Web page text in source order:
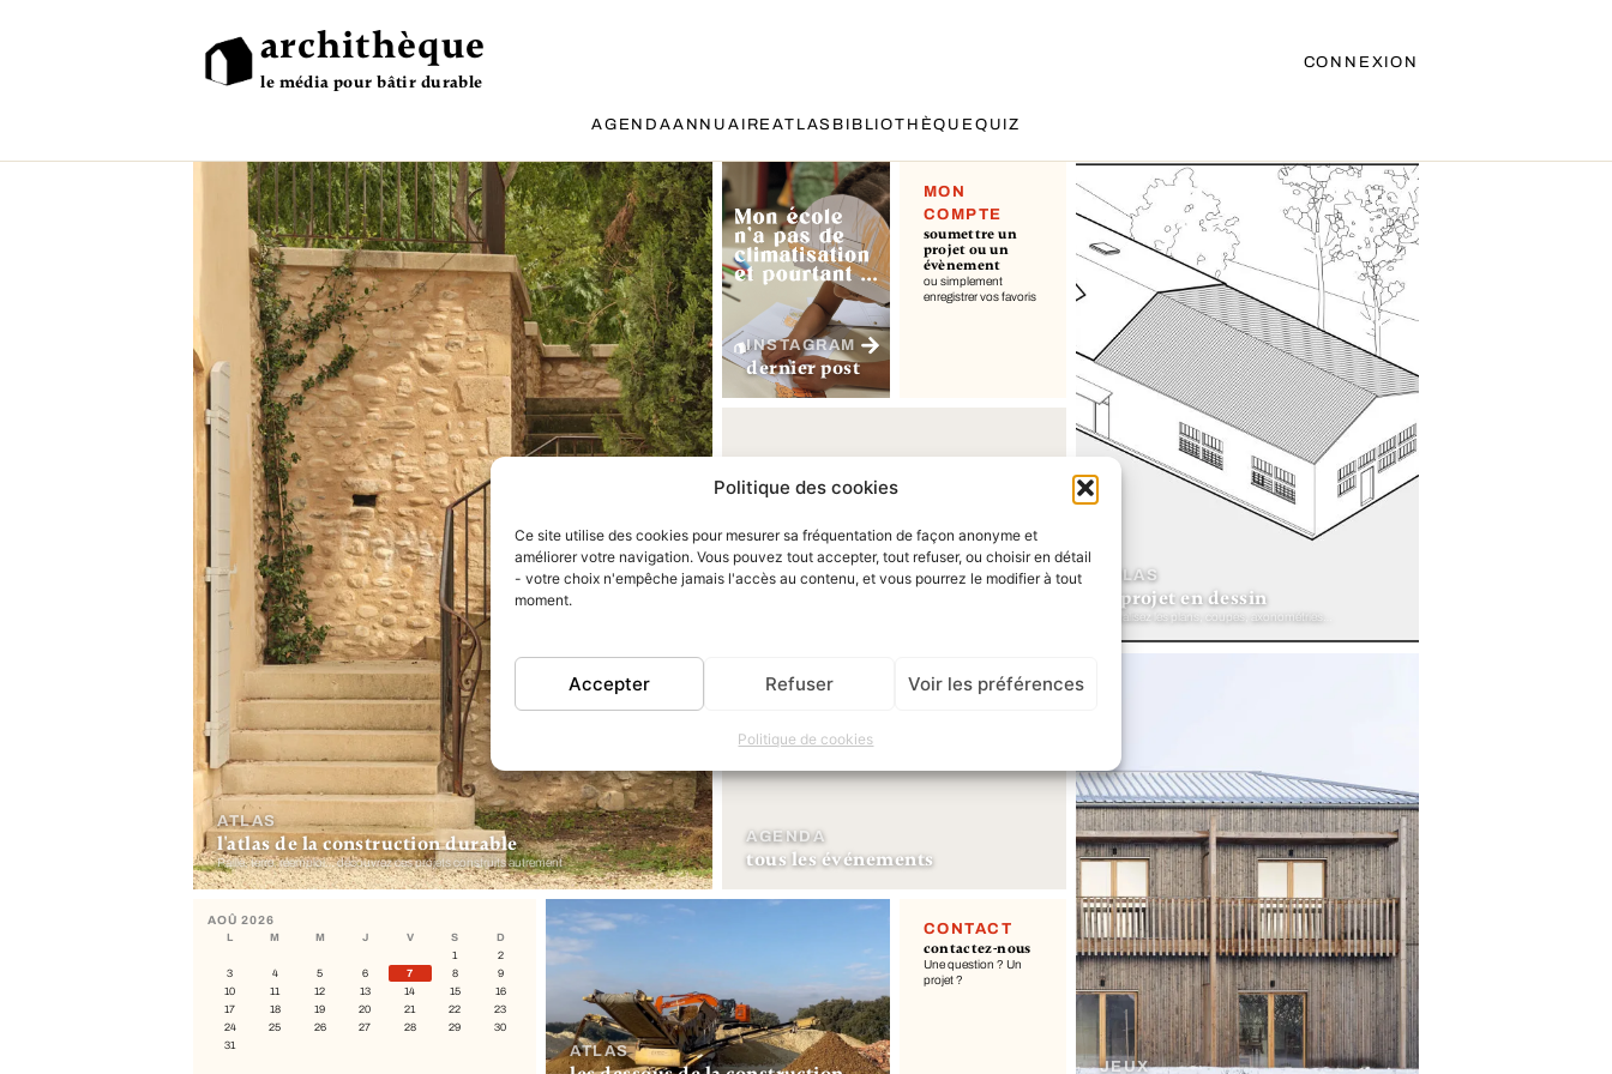
Politique des cookies
Ce site utilise des cookies pour mesurer sa fréquentation de façon anonyme et
améliorer votre navigation. Vous pouvez tout accepter, tout refuser, ou choisir en détail
- votre choix n'empêche jamais l'accès au contenu, et vous pourrez le modifier à tout
moment.
Accepter Refuser Voir les préférences
Politique de cookies
archithèque
le média pour bâtir durable
CONNEXION
AGENDAANNUAIREATLAS BIBLIOTHÈQUE QUIZ
ATLAS
l'atlas de la construction durable
Paille, terre, réemploi… découvrez ces projets construits autrement
ATLAS
AOÛ 2026
L M M J V S
D
1
2
3
4 5 6 7 8
9
10
11 12 13 14 15
16
17
18 19 20 21 22
23
24
25 26 27 28 29
30
31
ATLAS
le projet en dessin
Visualisez les plans, coupes, axonométries…
MON
COMPTE
soumettre un
projet ou un
évènement
ou simplement
enregistrer vos favoris
AGENDA
tous les événements
CONTACT
contactez-nous
Une question ? Un
projet ?
INSTAGRAM
dernier post
JEUX